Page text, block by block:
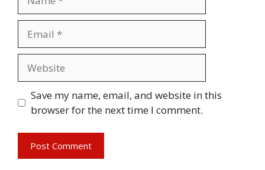
Save my name, email, and website in this
browser for the next time I comment.